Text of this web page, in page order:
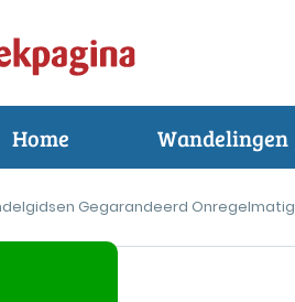
Home Wandelingen
Gegarandeerd Onregelmatig